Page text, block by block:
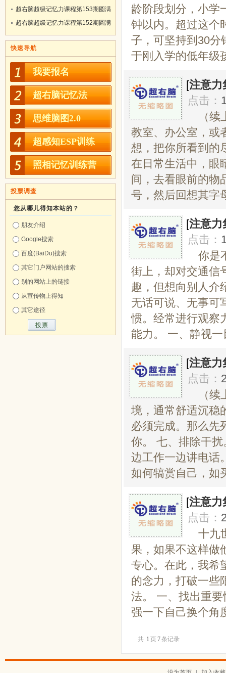
龄阶段划分，小学
钟以内。超过这个
子，可坚持到30分
于刚入学的低年级
[注意力
点击：
（
教室、办公室，或
想，把你所看到的
在日常生活中，眼
间，去看眼前的物
号，然后回想其字
[注意力
点击：
你是
街上，却对交通信
趣，但想向别人介
无话可说、无事可
惯。经常进行观察
能力。 一、静视
[注意力
点击：
（
境，通常舒适沉稳
必须完成。那么先
你。 七、排除干
边工作一边讲电话
如何犒赏自己，如
[注意力
点击：
十九
果，如果不这样做
专心。在此，我希
的念力，打破一些
法。 一、找出重
强一下自己换个角
共 1 页7条记录
超右脑超级记忆力课程第153期圆满
结业！
超右脑超级记忆力课程第152期圆满
结业！
快速导航
我要报名
超右脑记忆法
思维脑图2.0
超感知ESP训练
照相记忆训练营
投票调查
您从哪儿得知本站的？
朋友介绍
Google搜索
百度(BaiDu)搜索
其它门户网站的搜索
别的网站上的链接
从宣传物上得知
其它途径